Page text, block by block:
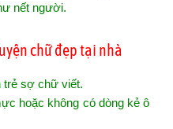
nết người.
chữ đẹp tại nhà
trẻ sợ chữ viết.
hoặc không có dòng kẻ ô